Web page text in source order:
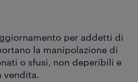
per addetti di
la manipolazione di
o sfusi, non deperibili e
vendita.